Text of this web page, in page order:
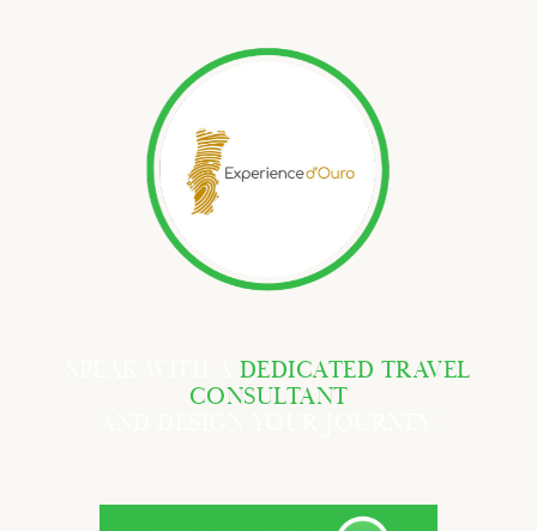
DEDICATED TRAVEL
CONSULTANT